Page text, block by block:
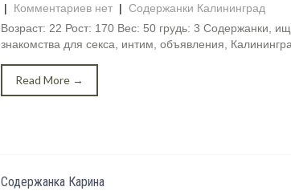
| Комментариев нет | Содержанки Калининград
Возраст: 22 Рост: 170 Вес: 50 грудь: 3 Содержанки,
знакомства для секса, интим, объявления,
Read More →
Содержанка Карина